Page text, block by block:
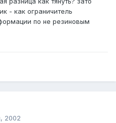
- как ограничитель
по не резиновым
2002